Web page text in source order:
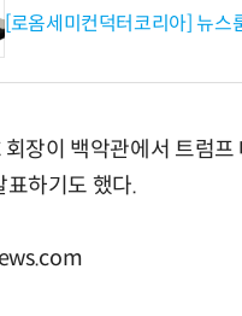
[로옴세미컨덕터코리아] 뉴스
장이 백악관에서 트럼
표하기도 했다.